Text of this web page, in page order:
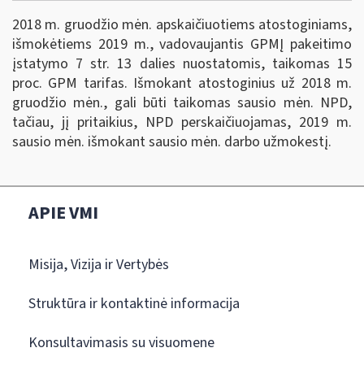
2018 m. gruodžio mėn. apskaičiuotiems atostoginiams,
išmokėtiems 2019 m., vadovaujantis GPMĮ pakeitimo
įstatymo 7 str. 13 dalies nuostatomis, taikomas 15
proc. GPM tarifas. Išmokant atostoginius už 2018 m.
gruodžio mėn., gali būti taikomas sausio mėn. NPD,
tačiau, jį pritaikius, NPD perskaičiuojamas, 2019 m.
sausio mėn. išmokant sausio mėn. darbo užmokestį.
APIE VMI
Misija, Vizija ir Vertybės
Struktūra ir kontaktinė informacija
Konsultavimasis su visuomene